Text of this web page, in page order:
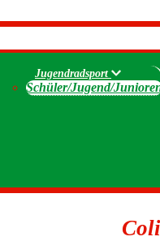
Jugendradsport
Schüler/Jugend/